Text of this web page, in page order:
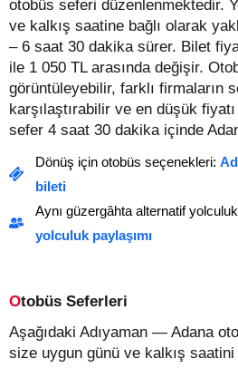
otobüs seferi düzenlenmektedir.
ve kalkış saatine bağlı olarak
– 6 saat 30 dakika sürer. Bilet
ile 1 050 TL arasında değişir.
görüntüleyebilir, farklı firmaların
karşılaştırabilir ve en düşük
sefer 4 saat 30 dakika içinde
Dönüş için otobüs seçenekleri:
bileti
Aynı güzergâhta alternatif
yolculuk paylaşımı
Otobüs Seferleri
Aşağıdaki Adıyaman — Adana
size uygun günü ve kalkış